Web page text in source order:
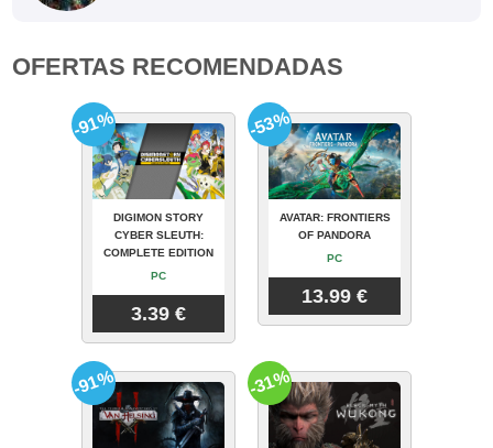
OFERTAS RECOMENDADAS
DIGIMON STORY
CYBER SLEUTH:
COMPLETE EDITION
PC
3.39 €
-91%
AVATAR: FRONTIERS
OF PANDORA
PC
13.99 €
-53%
-91% -31%